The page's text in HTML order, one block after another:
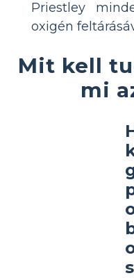
Priestley
oxigén
Mit kell
mi